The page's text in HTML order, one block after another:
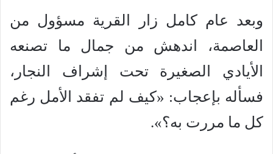
وبعد عام كامل زار القرية مسؤول من
العاصمة، اندهش من جمال ما تصنعه
الأيادي الصغيرة تحت إشراف النجار،
فسأله بإعجاب: «كيف لم تفقد الأمل رغم
كل ما مررت به؟».